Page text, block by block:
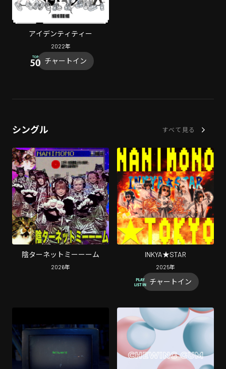
アイデンティティー
2022年
チャートイン
シングル すべて見る
陰ターネットミーーーム
2026年
INKYA★STAR
2025年
チャートイン